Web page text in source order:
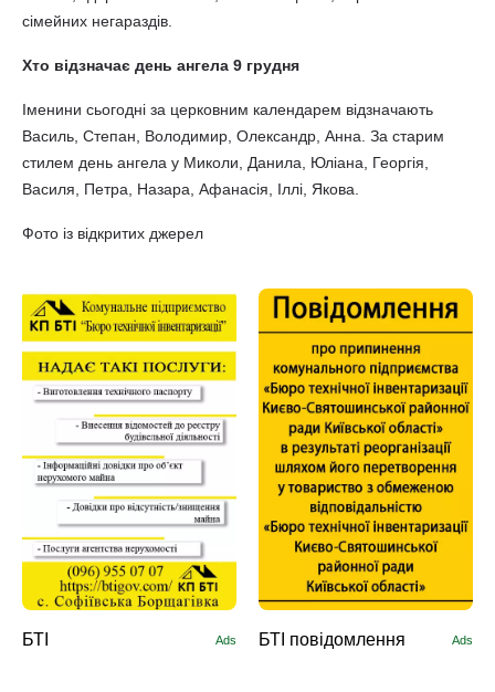
сімейних негараздів.
Хто відзначає день ангела 9 грудня
Іменини сьогодні за церковним календарем відзначають
Василь, Степан, Володимир, Олександр, Анна. За старим
стилем день ангела у Миколи, Данила, Юліана, Георгія,
Василя, Петра, Назара, Афанасія, Іллі, Якова.
Фото із відкритих джерел
БТІ Ads БТІ повідомлення Ads